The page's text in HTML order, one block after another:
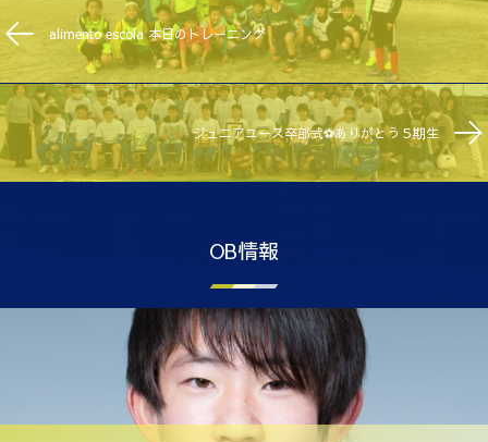
alimento escola 本日のトレーニング
ジュニアユース卒部式⚽️ありがとう５期生
OB情報